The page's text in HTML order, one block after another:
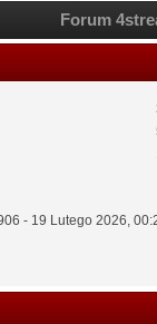
Forum
- 19 Lutego 2026,